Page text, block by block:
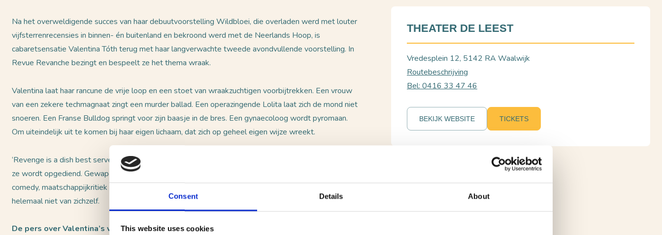
Consent Details About
This website uses cookies
Na het overweldigende succes van haar debuutvoorstelling Wildbloei, die overladen werd met louter
vijfsterrenrecensies in binnen- én buitenland en bekroond werd met de Neerlands Hoop, is
cabaretsensatie Valentina Tóth terug met haar langverwachte tweede avondvullende voorstelling. In
Revue Revanche bezingt en bespeelt ze het thema wraak.
Valentina laat haar rancune de vrije loop en een stoet van wraakzuchtigen voorbijtrekken. Een vrouw
van een zekere techmagnaat zingt een murder ballad. Een operazingende Lolita laat zich de mond niet
snoeren. Een Franse Bulldog springt voor zijn baasje in de bres. Een gynaecoloog wordt pyromaan.
Om uiteindelijk uit te komen bij haar eigen lichaam, dat zich op geheel eigen wijze wreekt.
‘Revenge is a dish best served cold’, maar in Revue Revanche wordt de soep net zo heet gegeten als
ze wordt opgediend. Gewapend met de haar zo kenmerkende mengeling van opera, theater, musical,
comedy, maatschappijkritiek en kleinkunst, laat Valentina geen spaan heel. Van niemand. En al
helemaal niet van zichzelf.
De pers over Valentina’s vorige voorstelling Wildbloei
THEATER DE LEEST
Vredesplein 12, 5142 RA Waalwijk
Routebeschrijving
Bel: 0416 33 47 46
BEKIJK WEBSITE TICKETS